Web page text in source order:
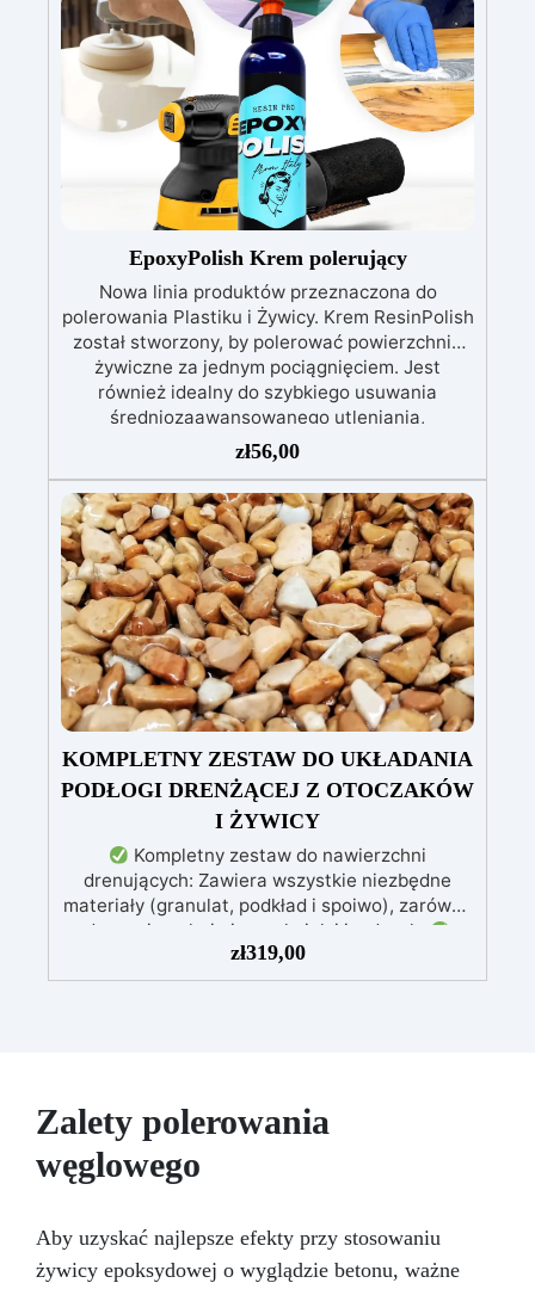
personalizowane wykończenie: Dostępna w
kolorystyce RAL lub NCS, z wykończeniem w
połysku. Kryjąca już przy jednej warstwie.
Uniwersalna: Doskonała do podłóg, parkingów,
magazynów oraz do powłok na odpowiednio
przygotowanej stali.
Zgodność i
bezpieczeństwo: Zgodna z Rozporządzeniem
UE nr 305/2011 – Rozporządzeniem UE nr
574/2014 – Oznakowanie CE zgodnie z normą
EN 1504-2 oraz odpowiednią Deklaracją
Właściwości Użytkowych (DoP).
EpoxyPolish Krem polerujący
Nowa linia produktów przeznaczona do
polerowania Plastiku i Żywicy. Krem ResinPolish
został stworzony, by polerować powierzchnie
żywiczne za jednym pociągnięciem. Jest
również idealny do szybkiego usuwania
średniozaawansowanego utleniania,
delikatnych zadrapań, skaz i innych drobnych
defektów na żywicznej powierzchni. Ten krem
usuwa defekty pozostawione przez środki
ścierne o ziarnistości P1500 lub mniejszej i
pozostawia wspaniałe wykończenie
pozbawione niedoskonałości nawet na
ciemniejszych żelkotach, które mogą sprawiać
więcej trudności.
zł56,00
KOMPLETNY ZESTAW DO UKŁADANIA
PODŁOGI DRENŻĄCEJ Z OTOCZAKÓW
I ŻYWICY
Kompletny zestaw do nawierzchni
drenujących: Zawiera wszystkie niezbędne
materiały (granulat, podkład i spoiwo), zarówno
do powierzchni pieszych, jak i jezdnych.
Łatwy w aplikacji: Szczegółowe instrukcje
zapewniają doskonałe rezultaty, nawet bez
naprawczych, w zaledwie 24 godziny.
Wszechstronny i personalizowany: Nadaje się
do betonu, cementu, starych nawierzchni i
ziemi utwardzonej (po wcześniejszej
czasu: Nowoczesne żywice gwarantują
odporność na ścieranie i stabilność koloru
przez wiele lat.
zł319,00
Zalety polerowania
węglowego
Aby uzyskać najlepsze efekty przy stosowaniu
żywicy epoksydowej o wyglądzie betonu, ważne